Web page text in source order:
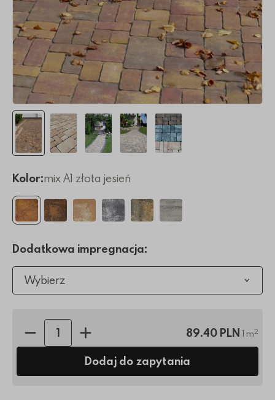
Kolor:mix A1 złota jesień
Dodatkowa impregnacja:
Wybierz
Ilość sztuk: 89.40 PLN 1 m2
Dodaj do zapytania